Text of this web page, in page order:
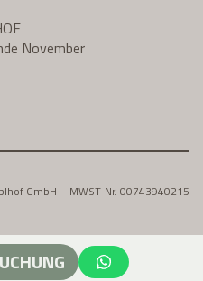
November
GmbH – MWST-Nr. 00743940215